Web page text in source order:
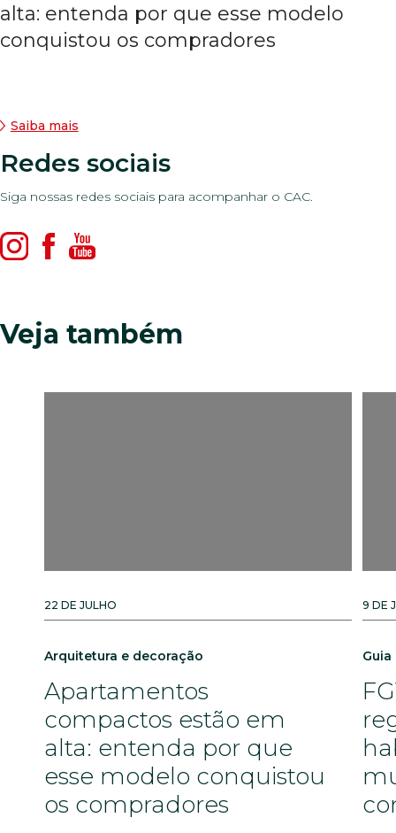
alta: entenda por que esse modelo
conquistou os compradores
Saiba mais
Redes sociais
Siga nossas redes sociais para acompanhar o CAC.
Veja também
22 DE JULHO
Arquitetura e decoração
Apartamentos
compactos estão em
alta: entenda por que
esse modelo conquistou
os compradores
9 DE